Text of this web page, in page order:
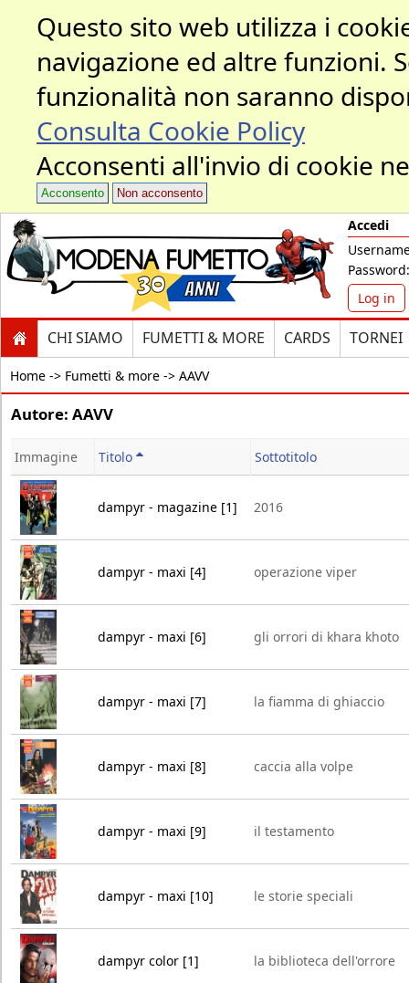
Questo sito web utilizza i
navigazione ed altre funzioni.
funzionalità non saranno
Consulta Cookie Policy
Acconsenti all'invio di cookie
Acconsento Non acconsento
Accedi
Password:
Log in
CHI SIAMO FUMETTI & MORE CARDS TORNEI
Home -> Fumetti & more -> AAVV
Autore: AAVV
Immagine Titolo Sottotitolo
dampyr - magazine [1] 2016
dampyr - maxi [4] operazione viper
dampyr - maxi [6] gli orrori di khara khoto
dampyr - maxi [7] la fiamma di ghiaccio
dampyr - maxi [8] caccia alla volpe
dampyr - maxi [9] il testamento
dampyr - maxi [10] le storie speciali
dampyr color [1] la biblioteca dell'orrore